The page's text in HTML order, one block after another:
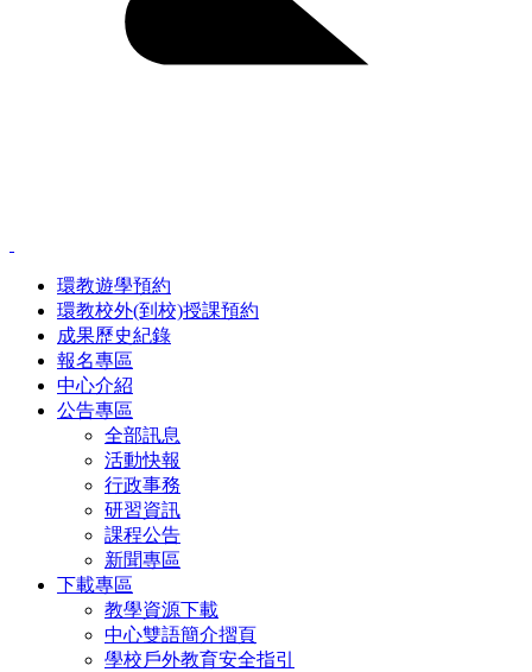
環教遊學預約
環教校外(到校)授課預約
成果歷史紀錄
報名專區
中心介紹
公告專區
全部訊息
活動快報
行政事務
研習資訊
課程公告
新聞專區
下載專區
教學資源下載
中心雙語簡介摺頁
學校戶外教育安全指引